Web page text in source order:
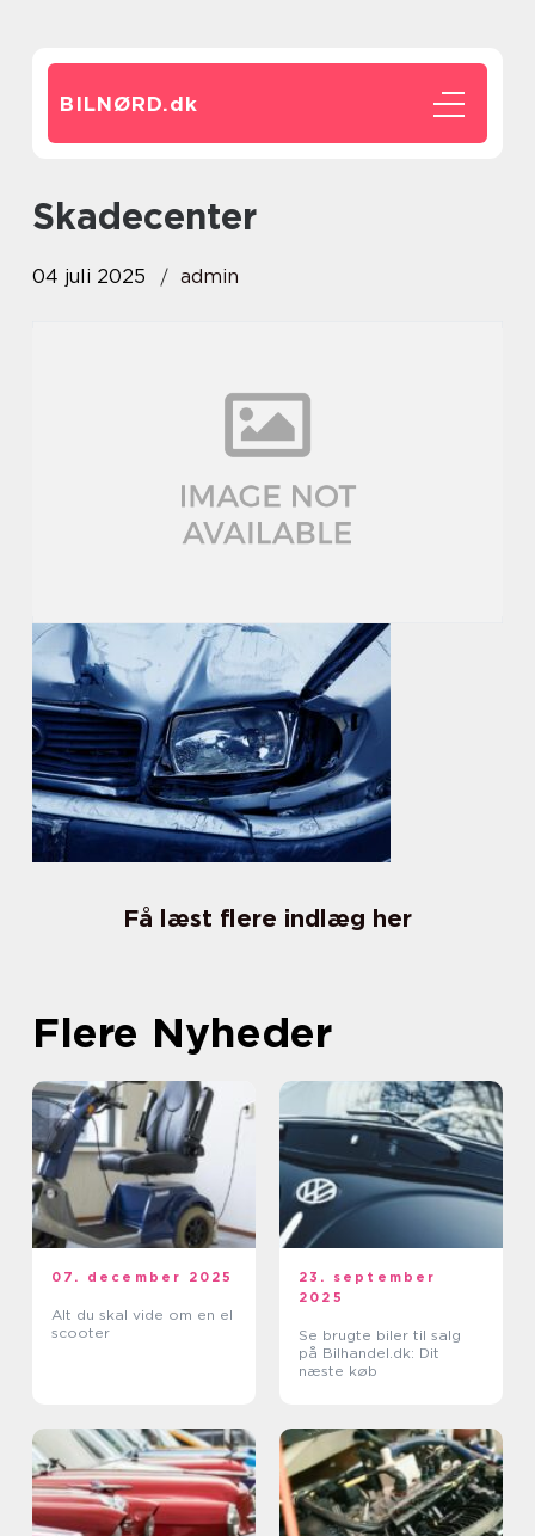
BILNØRD.dk
skadecenter
04 juli 2025 admin
Få læst flere indlæg her
Flere Nyheder
07. december 2025
Alt du skal vide om en el
scooter
23. september
2025
Se brugte biler til salg
på Bilhandel.dk: Dit
næste køb